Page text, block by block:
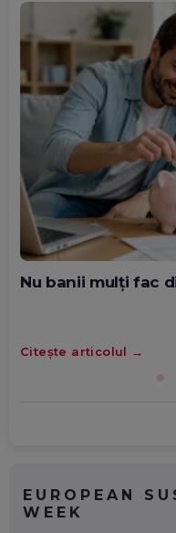
IERI,
STB și-
IERI,
Criză
afectate
Real
Nu banii mulți fac
Citește articolul
EUROPEAN
WEEK